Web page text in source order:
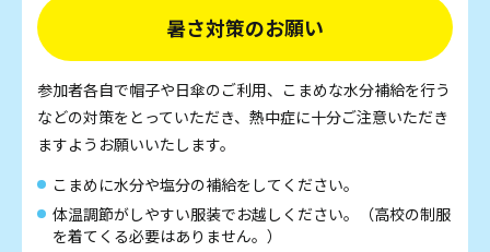
暑さ対策のお願い
参加者各自で帽子や日傘のご利用、こまめな水分補給を行う
などの対策をとっていただき、熱中症に十分ご注意いただき
ますようお願いいたします。
こまめに水分や塩分の補給をしてください。
体温調節がしやすい服装でお越しください。（高校の制服
を着てくる必要はありません。）